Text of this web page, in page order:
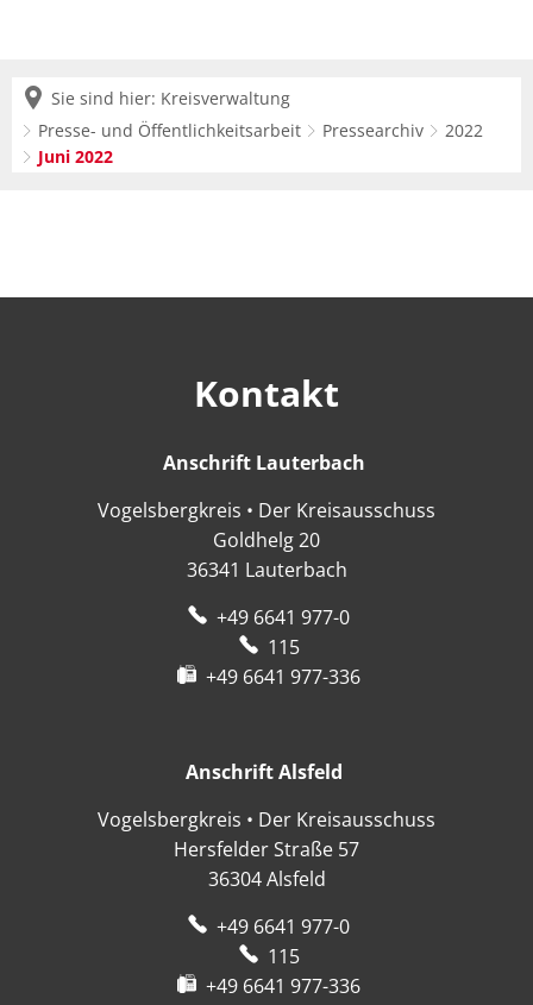
Sie sind hier: Kreisverwaltung
Presse- und Öffentlichkeitsarbeit
Pressearchiv
2022
Juni 2022
Kontakt
Anschrift Lauterbach
Vogelsbergkreis • Der Kreisausschuss
Goldhelg 20
36341 Lauterbach
+49 6641 977-0
115
+49 6641 977-336
Anschrift Alsfeld
Vogelsbergkreis • Der Kreisausschuss
Hersfelder Straße 57
36304 Alsfeld
+49 6641 977-0
115
+49 6641 977-336